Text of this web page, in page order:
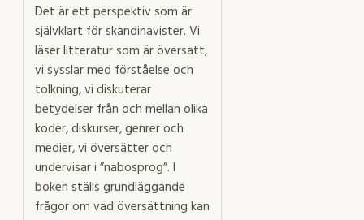
Det är ett perspektiv som är
självklart för skandinavister. Vi
läser litteratur som är översatt,
vi sysslar med förståelse och
tolkning, vi diskuterar
betydelser från och mellan olika
koder, diskurser, genrer och
medier, vi översätter och
undervisar i ”nabosprog”. I
boken ställs grundläggande
frågor om vad översättning kan